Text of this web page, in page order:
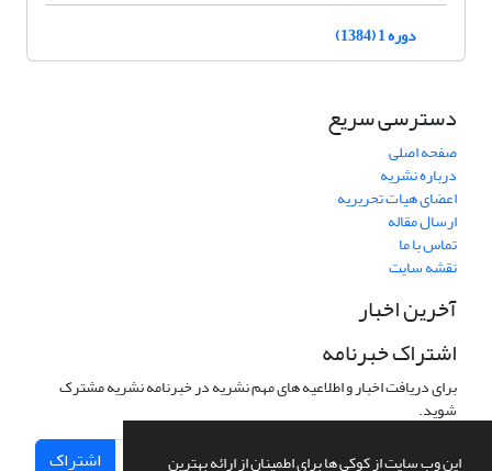
این وب سایت از کوکی ها برای اطمینان از ارائه بهترین
دوره 1 (1384)
دسترسی سریع
صفحه اصلی
درباره نشریه
اعضای هیات تحریریه
ارسال مقاله
تماس با ما
نقشه سایت
آخرین اخبار
اشتراک خبرنامه
برای دریافت اخبار و اطلاعیه های مهم نشریه در خبرنامه نشریه مشترک
شوید.
اشتراک